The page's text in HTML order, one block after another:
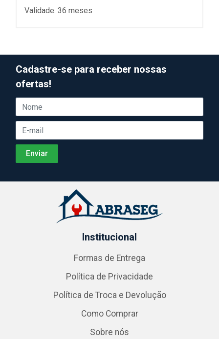
Validade: 36 meses
Cadastre-se para receber nossas
ofertas!
Institucional
Formas de Entrega
Política de Privacidade
Política de Troca e Devolução
Como Comprar
Sobre nós